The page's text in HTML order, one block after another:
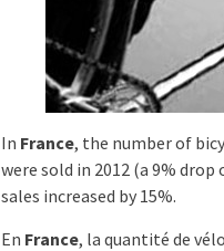
In France, the number of
were sold in 2012 (a 9%
sales increased by 15%.
En France, la quantité de